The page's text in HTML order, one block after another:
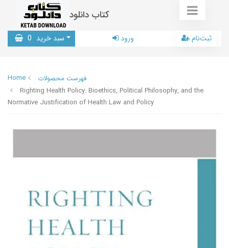
کتاب دانلود
سبد خرید 0 ورود ثبت‌نام
Home
فهرست محصولات
Righting Health Policy: Bioethics, Political Philosophy, and the
Normative Justification of Health Law and Policy